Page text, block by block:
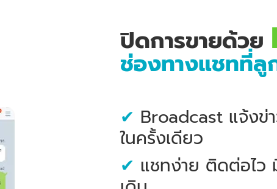
ปิดการขายด้วย
ช่องทางแชทที่ลู
✔ Broadcast แจ้งข่
ในครั้งเดียว
✔ แชทง่าย ติดต่อไว